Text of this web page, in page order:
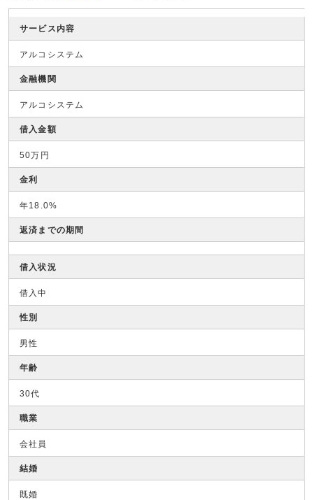
サービス内容
アルコシステム
金融機関
アルコシステム
借入金額
50万円
金利
年18.0%
返済までの期間
借入状況
借入中
性別
男性
年齢
30代
職業
会社員
結婚
既婚